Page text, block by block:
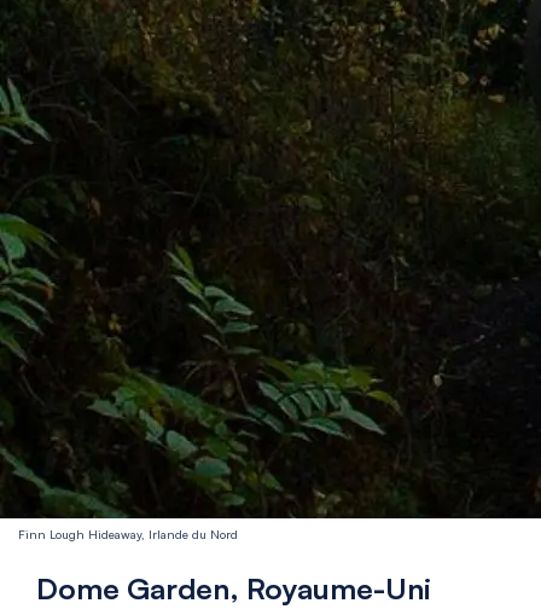
Finn Lough Hideaway, Irlande du Nord
Dome Garden, Royaume-Uni